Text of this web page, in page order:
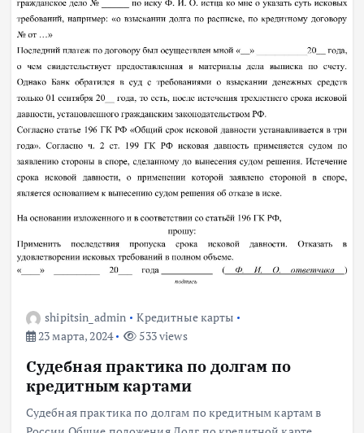
shipitsin_admin
Кредитные карты
23 марта, 2024
533 views
Судебная практика по долгам по
кредитным картами
Судебная практика по долгам по кредитным картам в